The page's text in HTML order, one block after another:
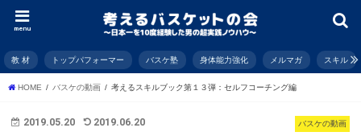
menu
教 材 トップパフォーマー バスケ塾 身体能力強化 メルマガ スキル
HOME バスケの動画 考えるスキルブック第１３弾：セルフコーチング編
バスケの動画
2019.05.20 2019.06.20